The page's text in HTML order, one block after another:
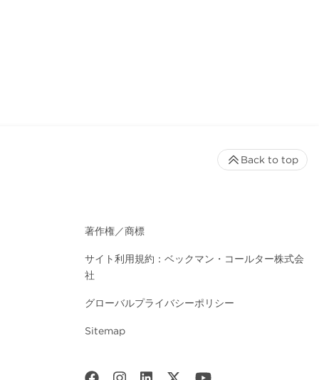
著作権／商標
サイト利用規約：ベックマン・コールター株式会
社
グローバルプライバシーポリシー
Sitemap
Back to top